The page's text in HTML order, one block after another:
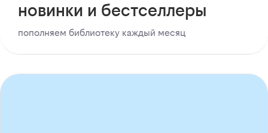
новинки и бестселлеры
пополняем библиотеку каждый месяц